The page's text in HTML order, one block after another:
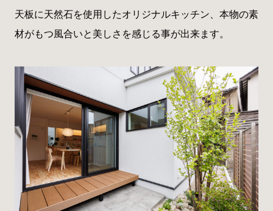
天板に天然石を使用したオリジナルキッチン、本物の素
材がもつ風合いと美しさを感じる事が出来ます。